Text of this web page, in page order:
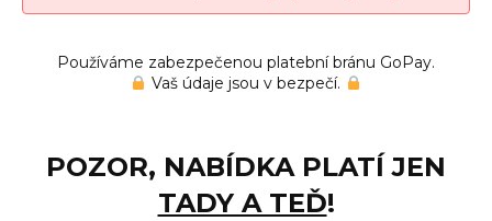
Používáme zabezpečenou platební bránu GoPay.
Vaš údaje jsou v bezpečí.
POZOR, NABÍDKA PLATÍ JEN
TADY A TEĎ!